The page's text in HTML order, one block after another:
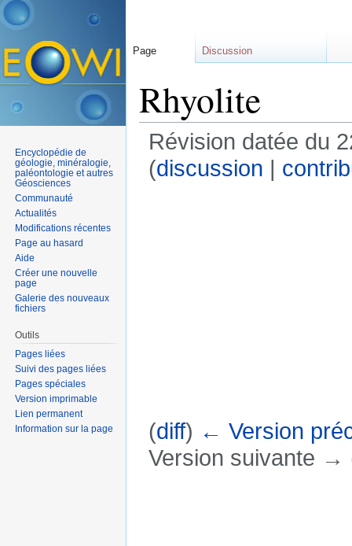
Rhyolite
Révision datée du
(discussion |
(diff) ← Version
Version suivante →
Page Discussion
Encyclopédie de
géologie, minéralogie,
paléontologie et autres
Géosciences
Communauté
Actualités
Modifications récentes
Page au hasard
Aide
Créer une nouvelle
page
Galerie des nouveaux
fichiers
Outils
Pages liées
Suivi des pages liées
Pages spéciales
Version imprimable
Lien permanent
Information sur la page